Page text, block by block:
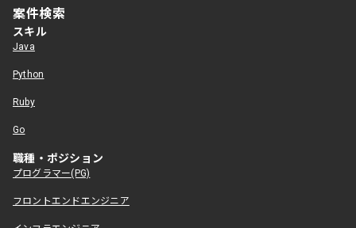
案件検索
スキル
Java
Python
Ruby
Go
職種・ポジション
プログラマー(PG)
フロントエンドエンジニア